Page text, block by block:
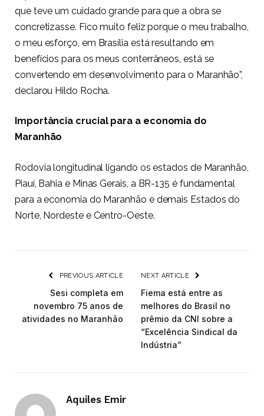
que teve um cuidado grande para que a obra se
concretizasse. Fico muito feliz porque o meu trabalho,
o meu esforço, em Brasília está resultando em
benefícios para os meus conterrâneos, está se
convertendo em desenvolvimento para o Maranhão”,
declarou Hildo Rocha.
Importância crucial para a economia do
Maranhão
Rodovia longitudinal ligando os estados de Maranhão,
Piauí, Bahia e Minas Gerais, a BR-135 é fundamental
para a economia do Maranhão e demais Estados do
Norte, Nordeste e Centro-Oeste.
PREVIOUS ARTICLE
Sesi completa em
novembro 75 anos de
atividades no Maranhão
NEXT ARTICLE
Fiema está entre as
melhores do Brasil no
prêmio da CNI sobre a
“Excelência Sindical da
Indústria”
Aquiles Emir